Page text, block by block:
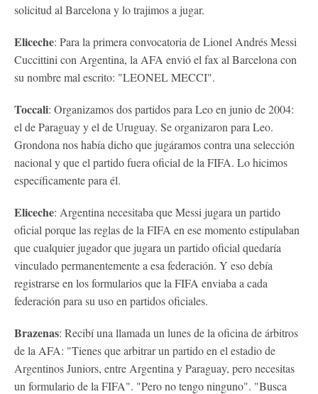
solicitud al Barcelona y lo trajimos a jugar.
Eliceche: Para la primera convocatoria de Lionel Andrés Messi
Cuccittini con Argentina, la AFA envió el fax al Barcelona con
su nombre mal escrito: "LEONEL MECCI".
Toccali: Organizamos dos partidos para Leo en junio de 2004:
el de Paraguay y el de Uruguay. Se organizaron para Leo.
Grondona nos había dicho que jugáramos contra una selección
nacional y que el partido fuera oficial de la FIFA. Lo hicimos
específicamente para él.
Eliceche: Argentina necesitaba que Messi jugara un partido
oficial porque las reglas de la FIFA en ese momento estipulaban
que cualquier jugador que jugara un partido oficial quedaría
vinculado permanentemente a esa federación. Y eso debía
registrarse en los formularios que la FIFA enviaba a cada
federación para su uso en partidos oficiales.
Brazenas: Recibí una llamada un lunes de la oficina de árbitros
de la AFA: "Tienes que arbitrar un partido en el estadio de
Argentinos Juniors, entre Argentina y Paraguay, pero necesitas
un formulario de la FIFA". "Pero no tengo ninguno". "Busca